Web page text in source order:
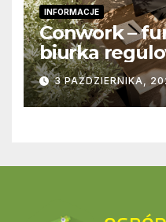
INFORMACJE
Conwork –
biurka
stworzone z
3 PAŹDZIERNIKA,